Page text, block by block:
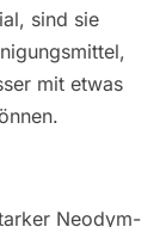
sind sie
mit etwas
Neodym-